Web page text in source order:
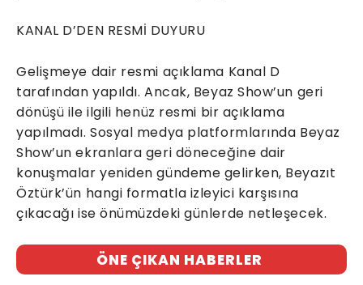
KANAL D’DEN RESMİ DUYURU
Gelişmeye dair resmi açıklama Kanal D
tarafından yapıldı. Ancak, Beyaz Show’un geri
dönüşü ile ilgili henüz resmi bir açıklama
yapılmadı. Sosyal medya platformlarında Beyaz
Show’un ekranlara geri döneceğine dair
konuşmalar yeniden gündeme gelirken, Beyazıt
Öztürk’ün hangi formatla izleyici karşısına
çıkacağı ise önümüzdeki günlerde netleşecek.
ÖNE ÇIKAN HABERLER